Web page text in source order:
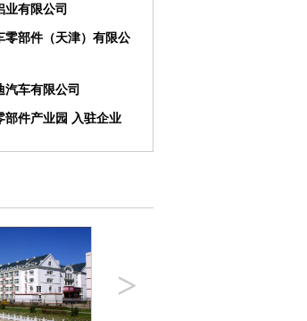
业有限公司
零部件（天津）有限公
汽车有限公司
部件产业园 入驻企业
>